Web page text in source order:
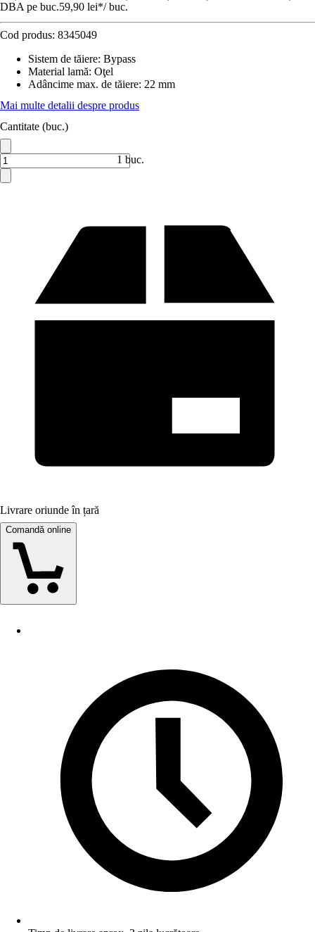
DBA pe buc.59,90 lei*/ buc.
Cod produs: 8345049
Sistem de tăiere: Bypass
Material lamă: Oţel
Adâncime max. de tăiere: 22 mm
Mai multe detalii despre produs
Cantitate (buc.)
1 buc.
Livrare oriunde în țară
Comandă online